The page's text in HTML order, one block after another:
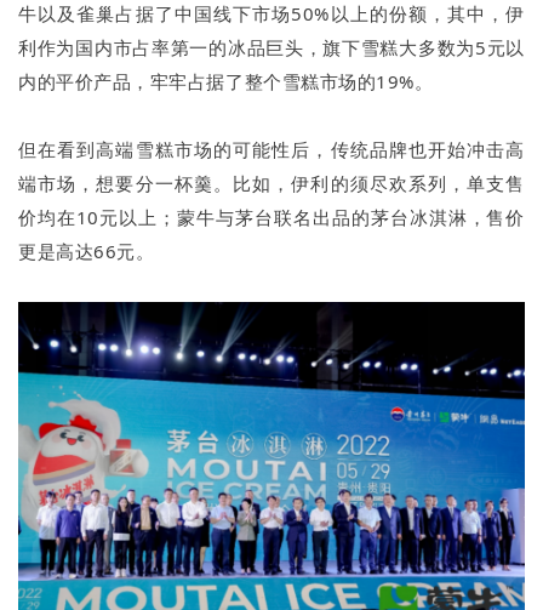
牛以及雀巢占据了中国线下市场50%以上的份额，其中，伊
利作为国内市占率第一的冰品巨头，旗下雪糕大多数为5元以
内的平价产品，牢牢占据了整个雪糕市场的19%。
但在看到高端雪糕市场的可能性后，传统品牌也开始冲击高
端市场，想要分一杯羹。比如，伊利的须尽欢系列，单支售
价均在10元以上；蒙牛与茅台联名出品的茅台冰淇淋，售价
更是高达66元。